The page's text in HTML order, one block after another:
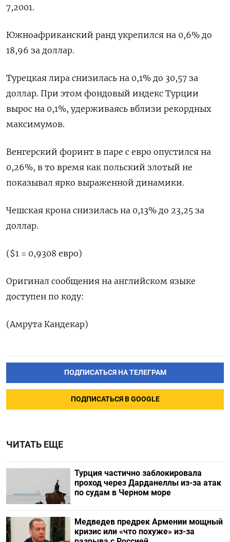
7,2001.
Южноафриканский ранд укрепился на 0,6% до
18,96 за доллар.
Турецкая лира снизилась на 0,1% до 30,57 за
доллар. При этом фондовый индекс Турции
вырос на 0,1%, удерживаясь вблизи рекордных
максимумов.
Венгерский форинт в паре с евро опустился на
0,26%, в то время как польский злотый не
показывал ярко выраженной динамики.
Чешская крона снизилась на 0,13% до 23,25 за
доллар.
($1 = 0,9308 евро)
Оригинал сообщения на английском языке
доступен по коду:
(Амрута Кандекар)
ПОДПИСАТЬСЯ НА ТЕЛЕГРАМ
ПОДПИСАТЬСЯ В GOOGLE
ЧИТАТЬ ЕЩЕ
Турция частично заблокировала
проход через Дарданеллы из-за атак
по судам в Черном море
Медведев предрек Армении мощный
кризис или «что похуже» из-за